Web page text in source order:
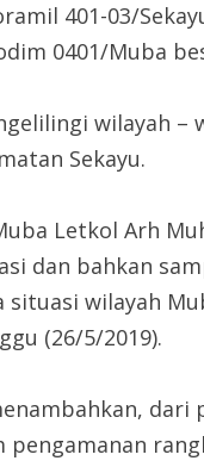
401-03/
0401/Muba
wilayah –
Sekayu.
Letkol Arh
dan bahkan
situasi wilayah
(26/5/2019).